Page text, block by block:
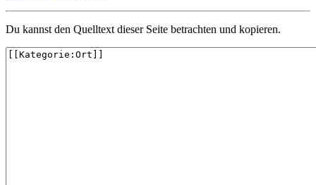
Du kannst den Quelltext dieser Seite betrachten und kopieren.